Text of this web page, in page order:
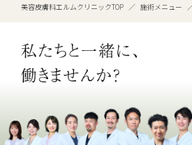
美容皮膚科エルムクリニックTOP ／ 施術メニュー